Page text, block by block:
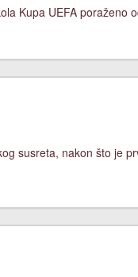
Kupa UEFA poraženo
susreta, nakon što je